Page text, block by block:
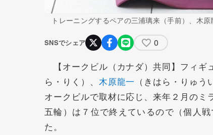
トレーニングするペアの三浦璃来（手前）、木原
SNSでシェア 0
【オークビル（カナダ）共同】フィギ
ら・りく）、 木原龍一 （きはら・りゅ
オークビルで取材に応じ、来年２月の
五輪）は７位で終えているので（個人
た。